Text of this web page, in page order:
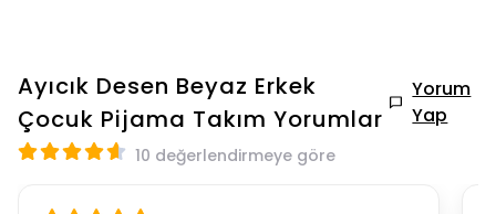
Ayıcık Desen Beyaz Erkek
Çocuk Pijama Takım Yorumlar
Yorum
Yap
10 değerlendirmeye göre